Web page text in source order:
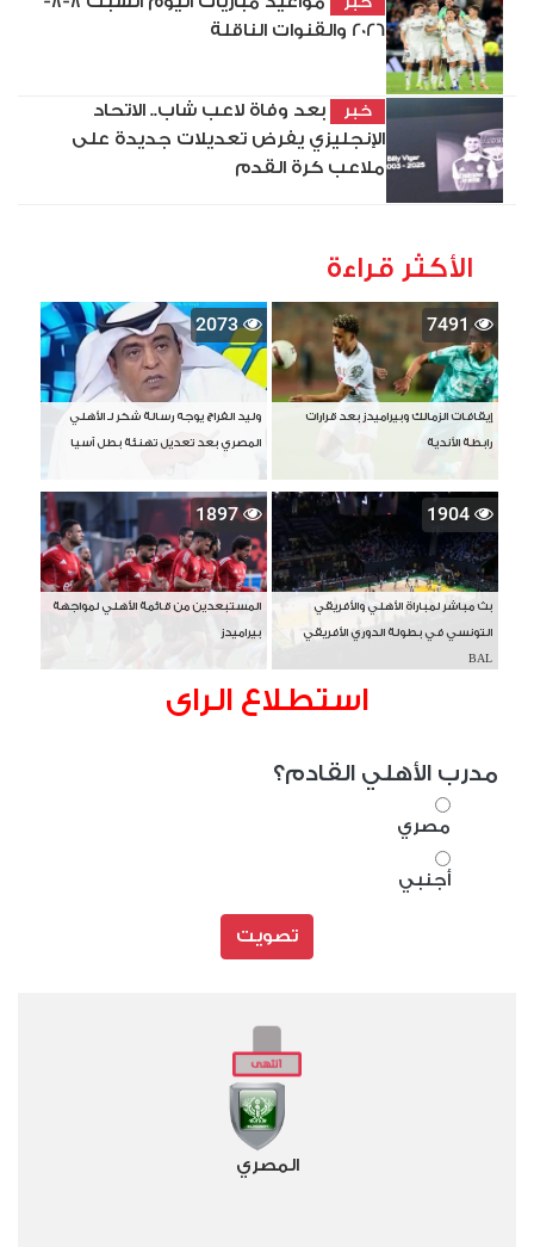
2026 والقنوات الناقلة
خبر
بعد وفاة لاعب شاب.. الاتحاد
الإنجليزي يفرض تعديلات جديدة على
ملاعب كرة القدم
الأكثر قراءة
7491
إيقافات الزمالك وبيراميدز بعد قرارات
رابطة الأندية
2073
وليد الفراج يوجه رسالة شكر لـ الأهلي
المصري بعد تعديل تهنئة بطل آسيا
1904
بث مباشر لمباراة الأهلي والأفريقي
التونسي في بطولة الدوري الأفريقي
BAL
1897
المستبعدين من قائمة الأهلي لمواجهة
بيراميدز
استطلاع الراى
مدرب الأهلي القادم؟
مصري
أجنبي
تصويت
المصري